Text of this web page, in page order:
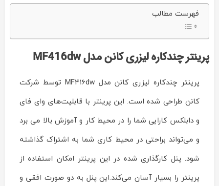
پرینتر
چندکاره
لیزری
MF416dw
Reviewed
by
های
اداری
ایران
Feb
فهرست مطالب
پرینتر چندکاره لیزری کانن مدل MF416dw
پرینتر چندکاره لیزری کانن مدل MF416dw توسط شرکت
کانن طراحی شده است. این پرینتر با قابلیت‌های وای فای
و دابلکس کارایی شما را در محیط کار و آموزش بالا می برد
و می‌تواند براحتی در محیط کاری شما به اشتراک گذاشته
شود. پنل کارگذاری شده در این پرینتر امکان استفاده از
پرینتر را بسیار آسان می‌کند.این پنل به دو صورت افقی و